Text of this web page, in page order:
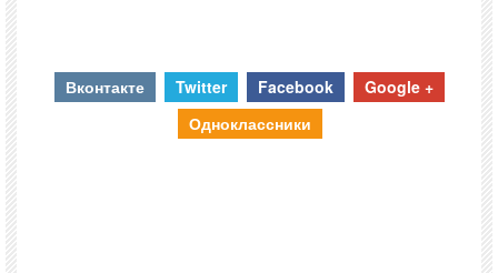
Вконтакте Twitter Facebook
Google +
Одноклассники